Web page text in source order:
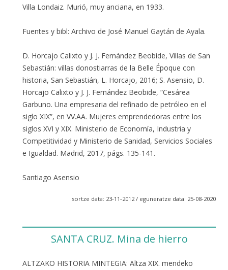
Villa Londaiz. Murió, muy anciana, en 1933.
Fuentes y bibl: Archivo de José Manuel Gaytán de Ayala.
D. Horcajo Calixto y J. J. Fernández Beobide, Villas de San
Sebastián: villas donostiarras de la Belle Époque con
historia, San Sebastián, L. Horcajo, 2016; S. Asensio, D.
Horcajo Calixto y J. J. Fernández Beobide, “Cesárea
Garbuno. Una empresaria del refinado de petróleo en el
siglo XIX”, en VV.AA. Mujeres emprendedoras entre los
siglos XVI y XIX. Ministerio de Economía, Industria y
Competitividad y Ministerio de Sanidad, Servicios Sociales
e Igualdad. Madrid, 2017, págs. 135-141.
Santiago Asensio
sortze data: 23-11-2012 / eguneratze data: 25-08-2020
SANTA CRUZ. Mina de hierro
ALTZAKO HISTORIA MINTEGIA: Altza XIX. mendeko